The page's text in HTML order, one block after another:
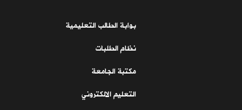
بوابة الطالب التعليمية
نظام الطلبات
مكتبة الجامعة
التعليم الالكتروني